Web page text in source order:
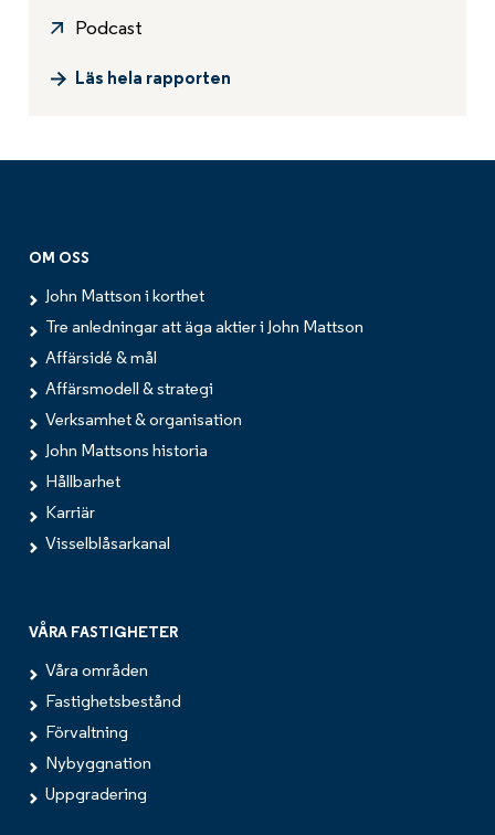
Podcast
Läs hela rapporten
OM OSS
John Mattson i korthet
Tre anledningar att äga aktier i John Mattson
Affärsidé & mål
Affärsmodell & strategi
Verksamhet & organisation
John Mattsons historia
Hållbarhet
Karriär
Visselblåsarkanal
VÅRA FASTIGHETER
Våra områden
Fastighetsbestånd
Förvaltning
Nybyggnation
Uppgradering